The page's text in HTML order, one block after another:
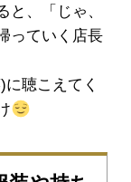
、「じゃ、
っていく店長
聴こえてく